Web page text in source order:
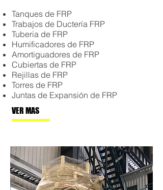
Tanques de FRP
Trabajos de Ductería FRP
Tuberia de FRP
Humificadores de FRP
Amortiguadores de FRP
Cubiertas de FRP
Rejillas de FRP
Torres de FRP
Juntas de Expansión de FRP
VER MAS